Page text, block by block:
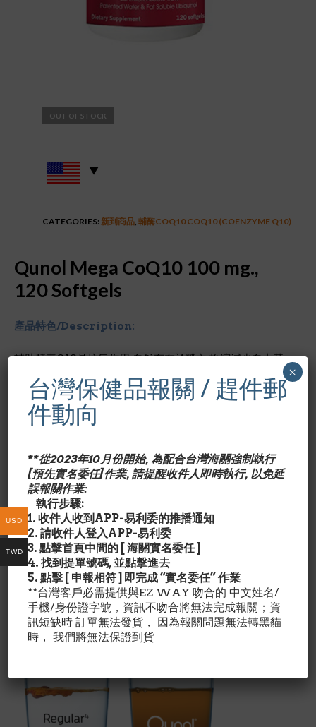
OUT OF STOCK
CATEGORIES: 新到商品, 輔酶COQ10 COQ10 (COENZYME Q10)
Qunol Mega CoQ10 100 mg.,
120 Softgels
產品特色/Description:
輔助酵素Q10具抗氧作用,自然存在於體內,扮演減少自由基
對身體的破壞,特別保護人體的心臟,肝臟,腎臟等器官,隨年齡
增長,人體CoQ10逐漸減少,補充CoQ10是銀髮族減緩老化,
保護牙齦,增進血液循環,保護心臟血管及其他重要器官的必
需品.目前在日本CoQ10被醫師廣泛使用於心臟血管疾病患
Qunol产品和其它辅酶产品相比有如下特点：
※疗效好
※天然 CoQ10 沒有其他化學成分
※易溶于水
※效果明显
※溶于水和脂肪中
※超强的吸收性（和其它品牌比）
Qunol MEGA提供有别于其它品牌三倍功效CoQ10，水溶
性好，更易被身体吸收。
Qunol MEGA CoQ10是天然生物精华，非化学合成。
台灣保健品報關 / 趕件郵
件動向
**從2023年10月份開始, 為配合台灣海關強制執行
[預先實名委任]作業, 請提醒收件人即時執行, 以免延
誤報關作業:
執行步驟:
1. 收件人收到APP-易利委的推播通知
2. 請收件人登入APP-易利委
3. 點擊首頁中間的 [ 海關實名委任 ]
4. 找到提單號碼, 並點擊進去
5. 點擊 [ 申報相符 ] 即完成 “實名委任” 作業
**台灣客戶必需提供與EZ WAY 吻合的 中文姓名/
手機/身份證字號，資訊不吻合將無法完成報關；資
訊短缺時 訂單無法發貨， 因為報關問題無法轉黑貓
時， 我們將無法保證到貨
×
USD
TWD